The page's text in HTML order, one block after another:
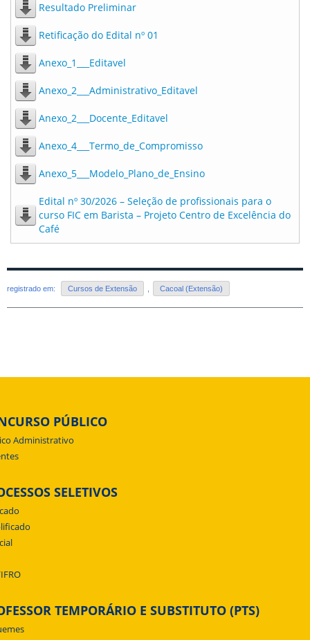
Resultado Preliminar
Retificação do Edital nº 01
Anexo_1___Editavel
Anexo_2___Administrativo_Editavel
Anexo_2___Docente_Editavel
Anexo_4___Termo_de_Compromisso
Anexo_5___Modelo_Plano_de_Ensino
Edital nº 30/2026 – Seleção de profissionais para o
curso FIC em Barista – Projeto Centro de Excelência do
Café
registrado em: Cursos de Extensão , Cacoal (Extensão)
PÚBLICO
Administrativo
SELETIVOS
TEMPORÁRIO E SUBSTITUTO (PTS)